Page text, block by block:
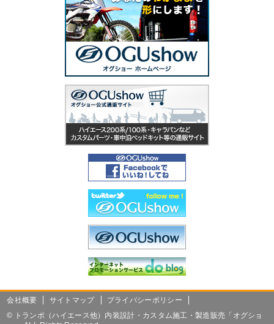
会社概要 サイトマップ
プライバシーポリシー
© トランポ（ハイエース他）内装設計・カスタム施工・製造販売「オグショ